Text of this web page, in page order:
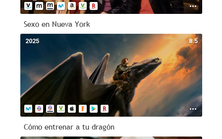
Sexo en Nueva York
8.5
2025
Cómo entrenar a tu dragón